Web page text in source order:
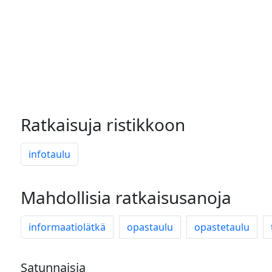
Ratkaisuja ristikkoon
infotaulu
Mahdollisia ratkaisusanoja
informaatiolätkä opastaulu opastetaulu
Satunnaisia